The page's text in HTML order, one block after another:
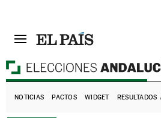
NOTICIAS PACTOS WIDGET RESULTADOS